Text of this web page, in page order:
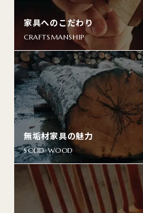
家具へのこだわり
CRAFTSMANSHIP
無垢材家具の魅力
SOLID WOOD